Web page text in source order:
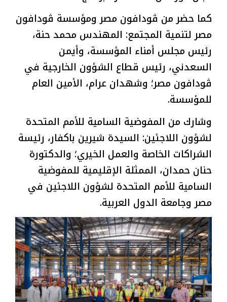
كما حضر من ڤودافون مصر ومؤسسة ڤودافون
مصر لتنمية المجتمع: المهندس محمد حنة،
رئيس مجلس أمناء المؤسسة، وأيمن
السعدني، رئيس قطاع الشؤون الخارجية في
ڤودافون مصر؛ وشهدان عرام، الأمين العام
للمؤسسة.
وشارك من المفوضية السامية للأمم المتحدة
لشؤون اللاجئين: السيدة شيرين باكفار، رئيسة
الشراكات الخاصة والعمل الخيري؛ والدكتورة
حنان حمدان، الممثلة الإقليمية للمفوضية
السامية للأمم المتحدة لشؤون اللاجئين في
مصر وجامعة الدول العربية.